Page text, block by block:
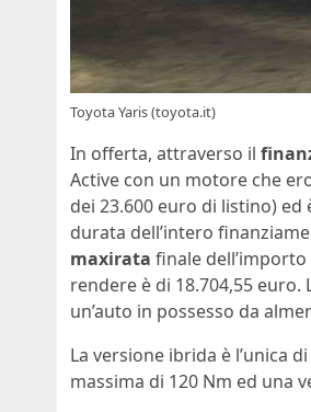
Toyota Yaris (toyota.it)
In offerta, attraverso il
Active con un motore che
dei 23.600 euro di listino)
durata dell’intero
maxirata finale dell’importo
rendere è di 18.704,55
un’auto in possesso da
La versione ibrida è l’unica
massima di 120 Nm ed una